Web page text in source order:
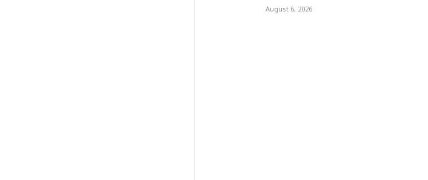
August 6, 2026